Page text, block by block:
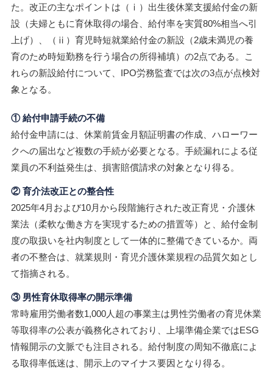
た。改正の主なポイントは（ⅰ）出生後休業支援給付金の新
設（夫婦ともに育休取得の場合、給付率を実質80%相当へ引
上げ）、（ⅱ）育児時短就業給付金の新設（2歳未満児の養
育のため時短勤務を行う場合の所得補填）の2点である。こ
れらの新設給付について、IPO労務監査では次の3点が点検対
象となる。
① 給付申請手続の不備
給付金申請には、休業前賃金月額証明書の作成、ハローワー
クへの届出など複数の手続が必要となる。手続漏れによる従
業員の不利益発生は、損害賠償請求の対象となり得る。
② 育介法改正との整合性
2025年4月および10月から段階施行された改正育児・介護休
業法（柔軟な働き方を実現するための措置等）と、給付金制
度の取扱いを社内制度として一体的に整備できているか。両
者の不整合は、就業規則・育児介護休業規程の品質欠如とし
て指摘される。
③ 男性育休取得率の開示準備
常時雇用労働者数1,000人超の事業主は男性労働者の育児休業
等取得率の公表が義務化されており、上場準備企業ではESG
情報開示の文脈でも注目される。給付制度の周知不徹底によ
る取得率低迷は、開示上のマイナス要因となり得る。